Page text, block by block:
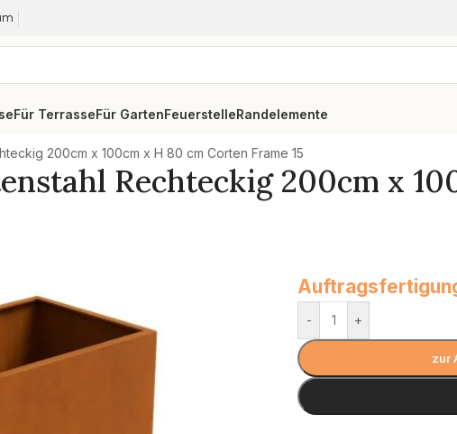
Für TerrasseFür GartenFeuerstelleRandelemente
200cm x 100cm x H 80 cm Corten Frame 15
Rechteckig 200cm x
- +
zur